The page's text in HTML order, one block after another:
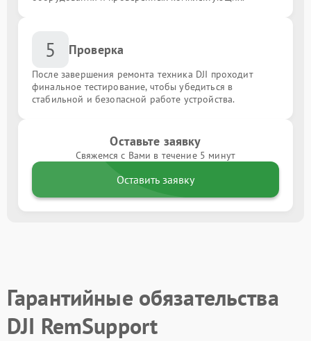
5 Проверка
После завершения ремонта техника DJI проходит
финальное тестирование, чтобы убедиться в
стабильной и безопасной работе устройства.
Оставьте заявку
Свяжемся с Вами в течение 5 минут
Оставить заявку
Гарантийные обязательства
DJI RemSupport